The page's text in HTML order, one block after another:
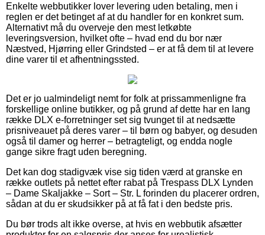
Enkelte webbutikker lover levering uden betaling, men i
reglen er det betinget af at du handler for en konkret sum.
Alternativt må du overveje den mest letkøbte
leveringsversion, hvilket ofte – hvad end du bor nær
Næstved, Hjørring eller Grindsted – er at få dem til at levere
dine varer til et afhentningssted.
Det er jo ualmindeligt nemt for folk at prissammenligne fra
forskellige online butikker, og på grund af dette har en lang
række DLX e-forretninger set sig tvunget til at nedsætte
prisniveauet på deres varer – til børn og babyer, og desuden
også til damer og herrer – betragteligt, og endda nogle
gange sikre fragt uden beregning.
Det kan dog stadigvæk vise sig tiden værd at granske en
række outlets på nettet efter rabat på Trespass DLX Lynden
– Dame Skaljakke – Sort – Str. L forinden du placerer ordren,
sådan at du er skudsikker på at få fat i den bedste pris.
Du bør trods alt ikke overse, at hvis en webbutik afsætter